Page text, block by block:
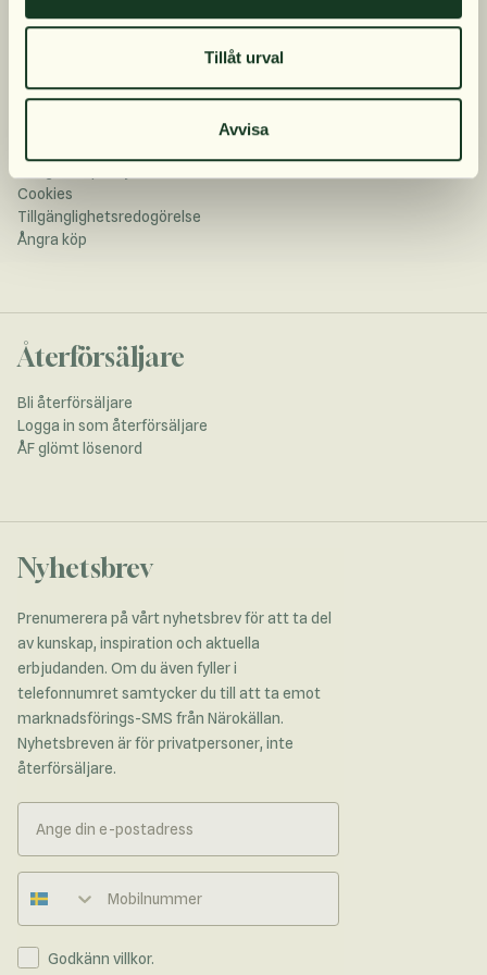
Tillåt urval
Avvisa
Kundtjänst
Kontakta oss
Cookies
Tillgänglighetsredogörelse
Ångra köp
Återförsäljare
Bli återförsäljare
Logga in som återförsäljare
ÅF glömt lösenord
Nyhetsbrev
Prenumerera på vårt nyhetsbrev för att ta del
av kunskap, inspiration och aktuella
erbjudanden. Om du även fyller i
telefonnumret samtycker du till att ta emot
marknadsförings-SMS från Närokällan.
Nyhetsbreven är för privatpersoner, inte
återförsäljare.
Telefonnummer
Godkänn villkor.